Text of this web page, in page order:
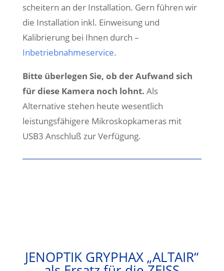
scheitern an der Installation. Gern führen wir
die Installation inkl. Einweisung und
Kalibrierung bei Ihnen durch –
Inbetriebnahmeservice.
Bitte überlegen Sie, ob der Aufwand sich
für diese Kamera noch lohnt. Als
Alternative stehen heute wesentlich
leistungsfähigere Mikroskopkameras mit
USB3 Anschluß zur Verfügung.
JENOPTIK GRYPHAX „ALTAIR“